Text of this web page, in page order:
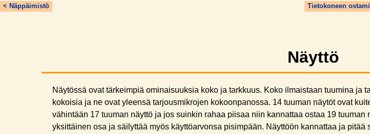
< Näppäimistö Tietokoneen
Näyttö
Näytössä ovat tärkeimpiä ominaisuuksia koko ja tarkkuus. Koko ilmaistaan tuumina ja
kokoisia ja ne ovat yleensä tarjousmikrojen kokoonpanossa. 14 tuuman näytöt ovat
vähintään 17 tuuman näyttö ja jos suinkin rahaa piisaa niin kannattaa ostaa 19
yksittäinen osa ja säilyttää myös käyttöarvonsa pisimpään. Näyttöön kannattaa ja